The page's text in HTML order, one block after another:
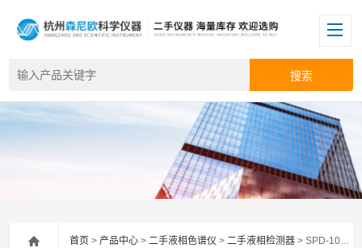
首页 >产品中心 >二手液相色谱仪 >二手液相检测器 > SPD-10Avp二手液相紫外检测器